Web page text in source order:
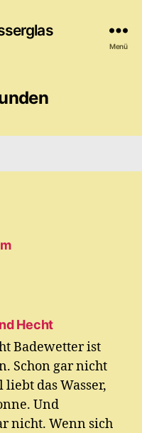
Menü
Hecht
Badewetter ist
Schon gar nicht
liebt das Wasser,
Und
nicht. Wenn sich